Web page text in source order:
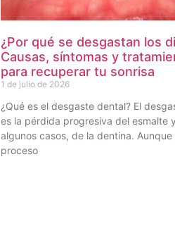
¿Por qué se desgastan los
Causas, síntomas y
para recuperar tu sonrisa
1 de julio de 2026
¿Qué es el desgaste dental? El
es la pérdida progresiva del esmalte
algunos casos, de la dentina. Aunque
proceso